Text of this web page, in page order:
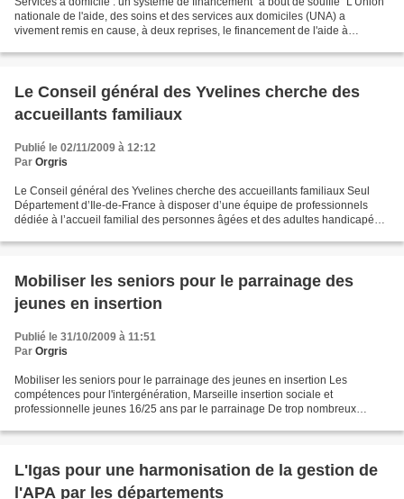
nationale de l'aide, des soins et des services aux domiciles (UNA) a
vivement remis en cause, à deux reprises, le financement de l'aide à
Le Conseil général des Yvelines cherche des
accueillants familiaux
Publié le 02/11/2009 à 12:12
Par Orgris
Le Conseil général des Yvelines cherche des accueillants familiaux Seul
Département d’Ile-de-France à disposer d’une équipe de professionnels
dédiée à l’accueil familial des personnes âgées et des adultes handicapés,
Mobiliser les seniors pour le parrainage des
jeunes en insertion
Publié le 31/10/2009 à 11:51
Par Orgris
Mobiliser les seniors pour le parrainage des jeunes en insertion Les
compétences pour l'intergénération, Marseille insertion sociale et
professionnelle jeunes 16/25 ans par le parrainage De trop nombreux
L'Igas pour une harmonisation de la gestion de
l'APA par les départements